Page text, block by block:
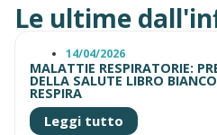
Le ultime
14/04/2026
MALATTIE RESPIRATORIE:
DELLA SALUTE LIBRO
RESPIRA
Leggi tutto